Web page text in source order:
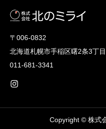
〒006-0832
北海道札幌市手稲区曙2条3丁
011-681-3341
Copyright © 株式